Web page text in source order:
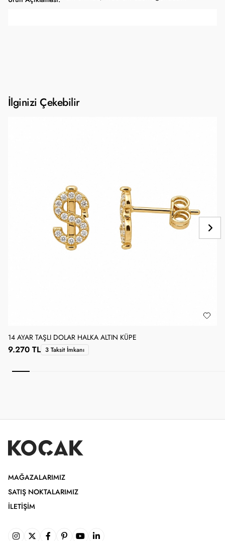
İlginizi Çekebilir
14 AYAR TAŞLI DOLAR HALKA ALTIN KÜPE
9.270 TL 3 Taksit İmkanı
MAĞAZALARIMIZ
SATIŞ NOKTALARIMIZ
İLETIŞIM